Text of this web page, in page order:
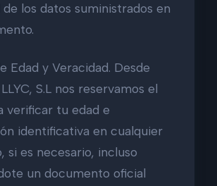
los datos suministrados en
Edad y Veracidad. Desde
S.L nos reservamos el
verificar tu edad e
identificativa en cualquier
si es necesario, incluso
un documento oficial